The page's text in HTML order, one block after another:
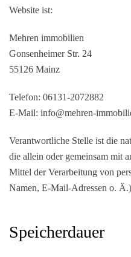
Website ist:
Mehren immobilien
Gonsenheimer Str. 24
55126 Mainz
Telefon: 06131-2072882
E-Mail: info@mehren-
Verantwortliche Stelle ist die
die allein oder gemeinsam mit
Mittel der Verarbeitung von
Namen, E-Mail-Adressen o.
Speicherdauer